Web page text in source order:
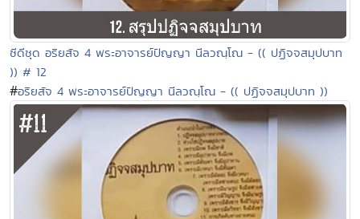
ซีดีชุด อริยสัจ 4 พระอาจารย์ปัญญา นีลวณฺโณ - (( ปฏิจจสมุปบาท
)) # 12
#อริยสัจ 4 พระอาจารย์ปัญญา นีลวณฺโณ - (( ปฏิจจสมุปบาท ))